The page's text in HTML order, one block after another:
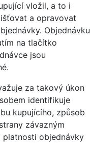
vložil, a to i
a opravovat
Objednávku
na tlačítko
jsou
za takový úkon
identifikuje
kupujícího, způsob
závazným
platnosti objednávky